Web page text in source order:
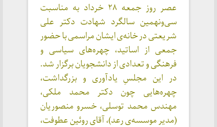
عصر روز جمعه ۲۸ خرداد به مناسبت
سی‌و‌نهمین سالگرد شهادت دکتر علی
‌شریعتی در خانه‌ی ایشان مراسمی با حضور
جمعی از اساتید، چهره‌های سیاسی و
فرهنگی و تعدادی از دانشجویان برگزار شد.
در این مجلسِ یادآوری و بزرگداشت،
چهره‌هایی چون دکتر محمد ملکی،
مهندس محمد توسلی، خسرو منصوریان
(مدیر موسسه‌ی رعد)، آقای روئین عطوفت،